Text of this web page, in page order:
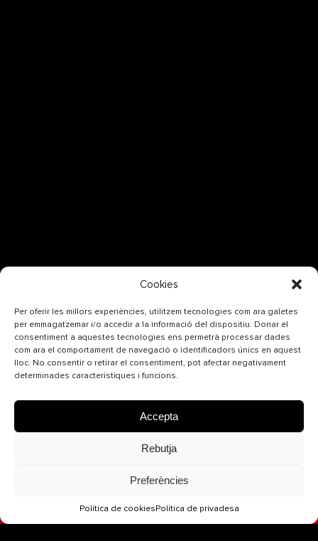
Cookies
Per oferir les millors experiències, utilitzem tecnologies com ara galetes
per emmagatzemar i/o accedir a la informació del dispositiu. Donar el
consentiment a aquestes tecnologies ens permetrà processar dades
com ara el comportament de navegació o identificadors únics en aquest
lloc. No consentir o retirar el consentiment, pot afectar negativament
determinades característiques i funcions.
Accepta
Rebutja
Preferències
Política de cookies Política de privadesa
SUBSCRIU-TE AL NOSTRE
NEWSLETTER